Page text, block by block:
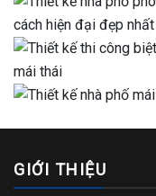
GIỚI THIỆU